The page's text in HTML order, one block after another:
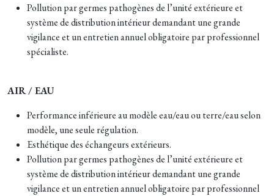
Pollution par germes pathogènes de l’unité extérieure et
système de distribution intérieur demandant une grande
vigilance et un entretien annuel obligatoire par professionnel
spécialiste.
AIR / EAU
Performance inférieure au modèle eau/eau ou terre/eau selon
modèle, une seule régulation.
Esthétique des échangeurs extérieurs.
Pollution par germes pathogènes de l’unité extérieure et
système de distribution intérieur demandant une grande
vigilance et un entretien annuel obligatoire par professionnel